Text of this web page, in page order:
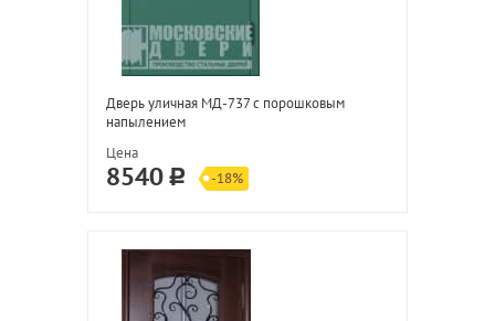
Дверь уличная МД-737 с порошковым
напылением
Цена
8540 -18%